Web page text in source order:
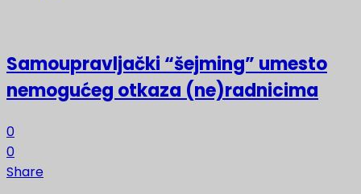
Samoupravljački “šejming” umesto
nemogućeg otkaza (ne)radnicima
0
0
Share